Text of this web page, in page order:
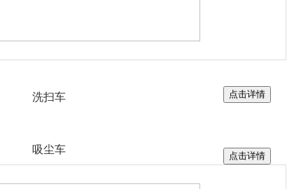
清洗吸污车
洗扫车
吸尘车
点击详情
点击详情